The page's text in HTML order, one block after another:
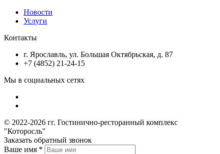
Новости
Услуги
Контакты
г. Ярославль, ул. Большая Октябрьская, д. 87
+7 (4852) 21-24-15
Мы в социальных сетях
© 2022-2026 гг. Гостинично-ресторанный комплекс
"Которосль"
Заказать обратный звонок
Ваше имя *